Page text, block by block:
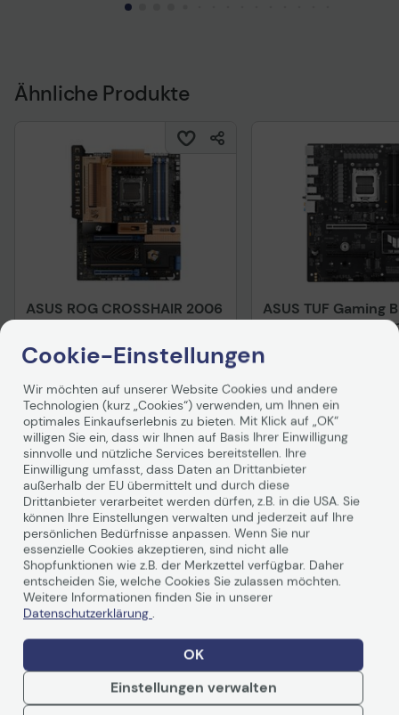
Ähnliche Produkte
ASUS ROG CROSSHAIR 2006
Mainboard
Auf Lager : Lieferung in 1-2 Werktagen
669,66 €
inkl. MwSt. zzgl.Versandab5,99 €
In den Warenkorb
ASUS TUF Gaming
PLUS WIFI
179,90 €
inkl. MwSt. zzgl.
In den
Produktbeschreibung
DAUERHAFT. STABIL. ZUVERLÄSSIG.
GamingB550M-Plus (Wi-Fi) destilliert
wesentliche Elemente der neuesten AMD-Plattform und
Cookie-Einstellungen
Wir möchten auf unserer Website Cookies und andere
Technologien (kurz „Cookies“) verwenden, um Ihnen ein
optimales Einkaufserlebnis zu bieten. Mit Klick auf „OK“
willigen Sie ein, dass wir Ihnen auf Basis Ihrer Einwilligung
sinnvolle und nützliche Services bereitstellen. Ihre
Einwilligung umfasst, dass Daten an Drittanbieter
außerhalb der EU übermittelt und durch diese
Drittanbieter verarbeitet werden dürfen, z.B. in die USA. Sie
können Ihre Einstellungen verwalten und jederzeit auf Ihre
persönlichen Bedürfnisse anpassen. Wenn Sie nur
essenzielle Cookies akzeptieren, sind nicht alle
Shopfunktionen wie z.B. der Merkzettel verfügbar. Daher
entscheiden Sie, welche Cookies Sie zulassen möchten.
Weitere Informationen finden Sie in unserer
Datenschutzerklärung .
OK
Einstellungen verwalten